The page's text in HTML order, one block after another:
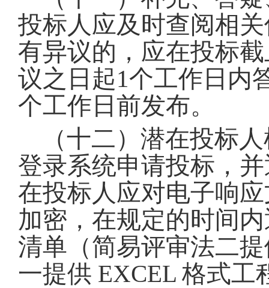
投标人应及时查阅相
有异议的，应在投标
议之日起1个工作日内
个工作日前发布。
（十二）潜在投标
登录系统申请投标，
在投标人应对电子响
加密，在规定的时间
清单（简易评审法二
一提供 EXCEL 格式